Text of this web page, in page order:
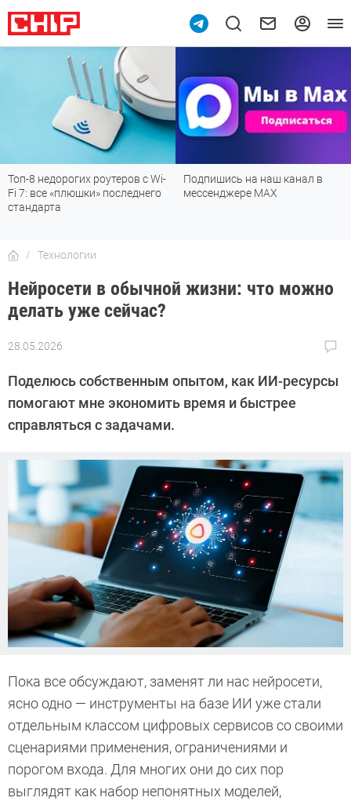
Топ-8 недорогих роутеров с Wi-
Fi 7: все «плюшки» последнего
стандарта
Подпишись на наш канал в
мессенджере МАХ
Технологии
Нейросети в обычной жизни: что можно
делать уже сейчас?
28.05.2026
Автор:
Иванов
Поделюсь собственным опытом, как ИИ-ресурсы
помогают мне экономить время и быстрее
справляться с задачами.
Пока все обсуждают, заменят ли нас нейросети,
ясно одно — инструменты на базе ИИ уже стали
отдельным классом цифровых сервисов со своими
сценариями применения, ограничениями и
порогом входа. Для многих они до сих пор
выглядят как набор непонятных моделей,